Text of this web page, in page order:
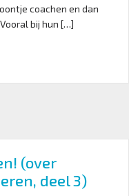
coachen en dan
bij hun […]
(over
deel 3)